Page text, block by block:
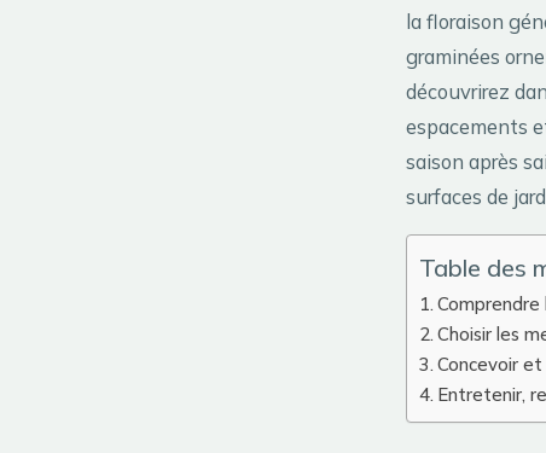
la floraison
graminées
découvrirez
espacements
saison après
surfaces de
Table des
Comprendre
Choisir les
Concevoir
Entretenir,